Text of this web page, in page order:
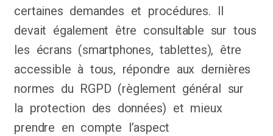
certaines demandes et procédures. Il
devait également être consultable sur tous
les écrans (smartphones, tablettes), être
accessible à tous, répondre aux dernières
normes du RGPD (règlement général sur
la protection des données) et mieux
prendre en compte l’aspect